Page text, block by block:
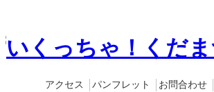
アクセス パンフレット
お問合わせ